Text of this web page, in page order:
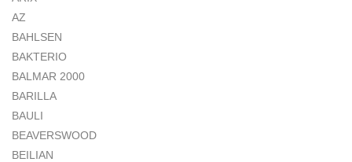
AZ
BAHLSEN
BAKTERIO
BALMAR 2000
BARILLA
BAULI
BEAVERSWOOD
BEILIAN